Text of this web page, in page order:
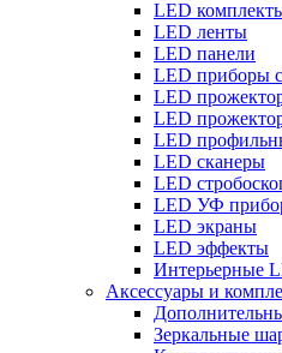
LED
LED ленты
LED панели
LED приборы
LED
LED
LED
LED сканеры
LED
LED УФ
LED экраны
LED эффекты
Интерьерные
Аксессуары и
Зеркальные